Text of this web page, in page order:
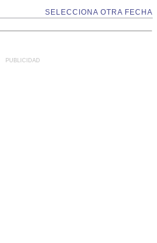
SELECCIONA OTRA FECHA
PUBLICIDAD